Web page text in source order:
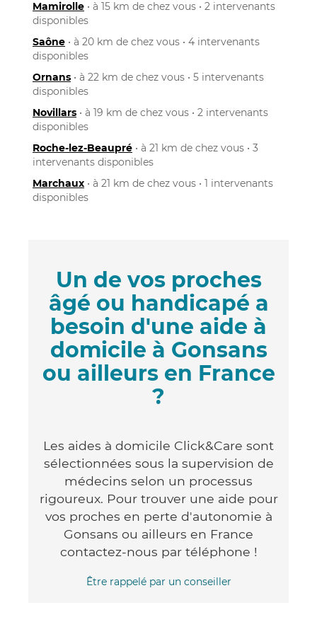
Mamirolle • à 15 km de chez vous • 2 intervenants
disponibles
Saône • à 20 km de chez vous • 4 intervenants
disponibles
Ornans • à 22 km de chez vous • 5 intervenants
disponibles
Novillars • à 19 km de chez vous • 2 intervenants
disponibles
Roche-lez-Beaupré • à 21 km de chez vous • 3
intervenants disponibles
Marchaux • à 21 km de chez vous • 1 intervenants
disponibles
Un de vos proches
âgé ou handicapé a
besoin d'une aide à
domicile à Gonsans
ou ailleurs en France
?
Les aides à domicile Click&Care sont
sélectionnées sous la supervision de
médecins selon un processus
rigoureux. Pour trouver une aide pour
vos proches en perte d'autonomie à
Gonsans ou ailleurs en France
contactez-nous par téléphone !
Être rappelé par un conseiller